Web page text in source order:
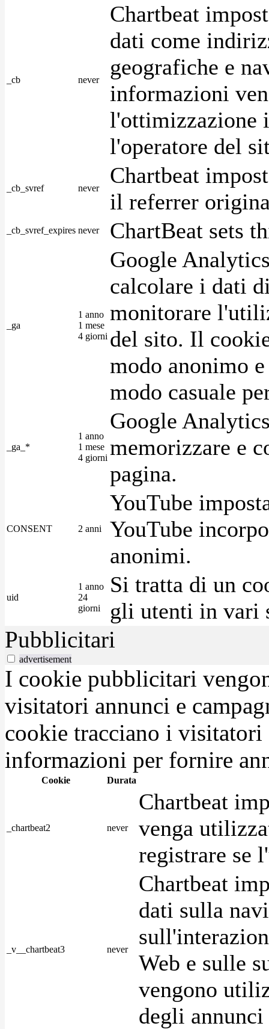
_cb never
Chartbeat
dati come
geografiche e
informazioni
l'ottimizzazione
l'operatore del
_cb_svref never
Chartbeat
il referrer
_cb_svref_expires never ChartBeat sets
_ga
1 anno
1 mese
4 giorni
Google
calcolare i dati
monitorare
del sito. Il
modo anonimo
modo casuale
_ga_*
1 anno
1 mese
4 giorni
Google
memorizzare e
pagina.
CONSENT 2 anni
YouTube
YouTube
anonimi.
uid
1 anno
24
giorni
Si tratta di un
gli utenti in vari
Pubblicitari
advertisement
I cookie pubblicitari
visitatori annunci e
cookie tracciano i visitatori
informazioni per fornire
Cookie Durata
_chartbeat2 never
Chartbeat
venga
registrare se
_v__chartbeat3 never
Chartbeat
dati sulla
Web e sulle
vengono
degli